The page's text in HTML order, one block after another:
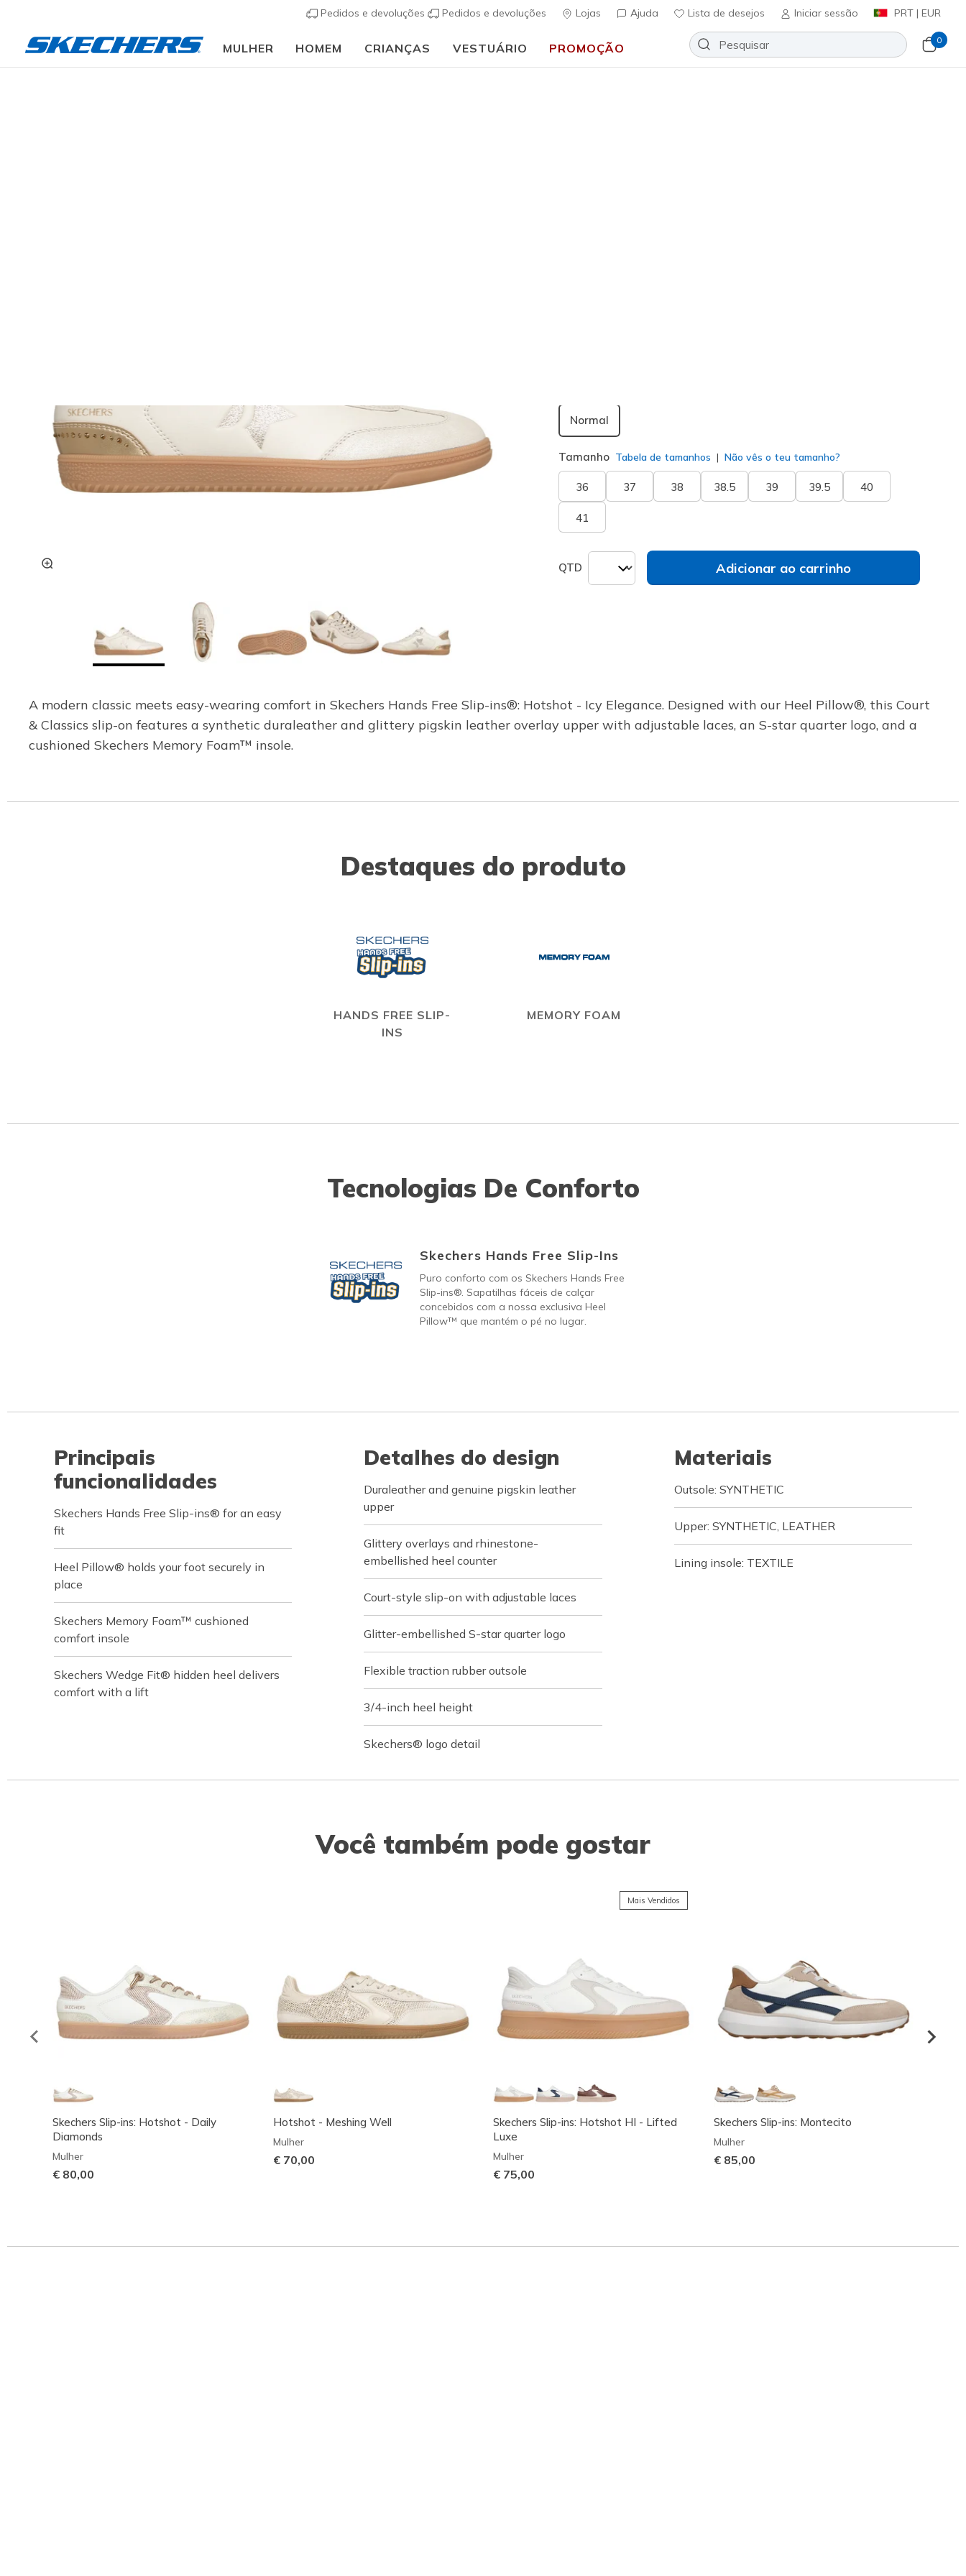
Pedidos e devoluções Pedidos e devoluções Lojas Ajuda Lista de desejos Iniciar sessão PRT | EUR
MULHER HOMEM CRIANÇAS VESTUÁRIO PROMOÇÃO
0
Normal
Tamanho Tabela de tamanhos Não vês o teu tamanho?
36 37 38 38.5 39 39.5 40
41
QTD Adicionar ao carrinho
A modern classic meets easy-wearing comfort in Skechers Hands Free Slip-ins®: Hotshot - Icy Elegance. Designed with our Heel Pillow®, this Court
& Classics slip-on features a synthetic duraleather and glittery pigskin leather overlay upper with adjustable laces, an S-star quarter logo, and a
cushioned Skechers Memory Foam™ insole.
Destaques do produto
HANDS FREE SLIP-
INS
MEMORY FOAM
Tecnologias De Conforto
Skechers Hands Free Slip-Ins
Puro conforto com os Skechers Hands Free
Slip-ins®. Sapatilhas fáceis de calçar
concebidos com a nossa exclusiva Heel
Pillow™ que mantém o pé no lugar.
Principais
funcionalidades
Skechers Hands Free Slip-ins® for an easy
fit
Heel Pillow® holds your foot securely in
place
Skechers Memory Foam™ cushioned
comfort insole
Skechers Wedge Fit® hidden heel delivers
comfort with a lift
Detalhes do design
Duraleather and genuine pigskin leather
upper
Glittery overlays and rhinestone-
embellished heel counter
Court-style slip-on with adjustable laces
Glitter-embellished S-star quarter logo
Flexible traction rubber outsole
3/4-inch heel height
Skechers® logo detail
Materiais
Outsole: SYNTHETIC
Upper: SYNTHETIC, LEATHER
Lining insole: TEXTILE
Você também pode gostar
Skechers Slip-ins: Hotshot - Daily
Diamonds
Mulher
€ 80,00
Hotshot - Meshing Well
Mulher
€ 70,00
Mais Vendidos
Skechers Slip-ins: Hotshot HI - Lifted
Luxe
Mulher
€ 75,00
Skechers Slip-ins: Montecito
Mulher
€ 85,00